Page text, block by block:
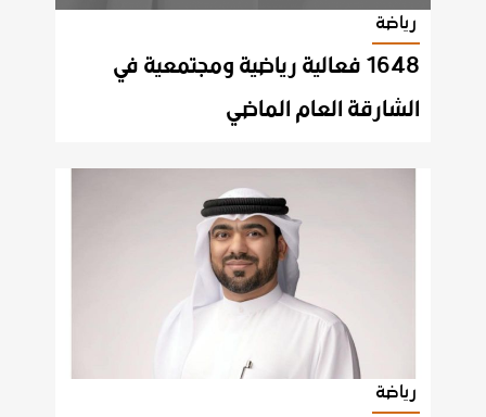
رياضة
1648 فعالية رياضية ومجتمعية في
الشارقة العام الماضي
رياضة